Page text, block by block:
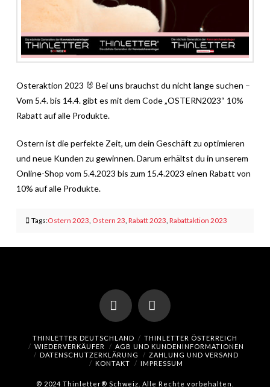
Osteraktion 2023 🐰 Bei uns brauchst du nicht lange suchen –
Vom 5.4. bis 14.4. gibt es mit dem Code „OSTERN2023“ 10%
Rabatt auf alle Produkte.
Ostern ist die perfekte Zeit, um dein Geschäft zu optimieren
und neue Kunden zu gewinnen. Darum erhältst du in unserem
Online-Shop vom 5.4.2023 bis zum 15.4.2023 einen Rabatt von
10% auf alle Produkte.
Tags:Ostern 2023, Ostern 23,Rabatt 2023,Rabattaktion 2023
FacebookInstagram
THINLETTER DEUTSCHLAND
THINLETTER ÖSTERREICH
WIEDERVERKÄUFER
AGB UND KUNDENINFORMATIONEN
DATENSCHUTZERKLÄRUNG
ZAHLUNG UND VERSAND
KONTAKT
IMPRESSUM
© 2024 Thinletter® Schweiz. Alle Rechte vorbehalten.